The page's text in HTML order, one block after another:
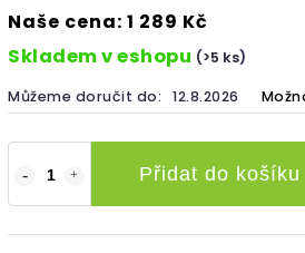
Naše cena: 1 289 Kč
Skladem v eshopu (>5 ks)
Můžeme doručit do: 12.8.2026
Přidat do košíku